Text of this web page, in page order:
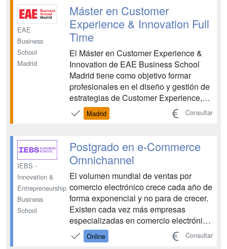
organizaciones. El programa se
desarrolla desde una visión actual...
EAE
Business
School
Madrid
Máster en Customer
Experience & Innovation Full
Time
El Máster en Customer Experience &
Innovation de EAE Business School
Madrid tiene como objetivo formar
profesionales en el diseño y gestión de
estrategias de Customer Experience,
basadas en metodologías de
innovación centradas en el ser humano.
satisfacer las necesidades y
expectativas de los clientes, poniendo
...
Madrid Consultar
IEBS -
Innovation &
Entrepreneurship
Business
School
Postgrado en e-Commerce
Omnichannel
El volumen mundial de ventas por
comercio electrónico crece cada año de
forma exponencial y no para de crecer.
Existen cada vez más empresas
especializadas en comercio electrónico
y todas las empresas entienden la
necesidad de tener presencia de forma
Online Consultar